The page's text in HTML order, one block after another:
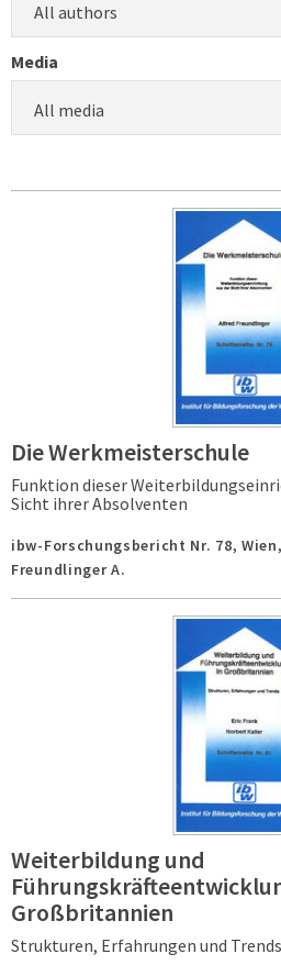
All authors
Media
All media
Die Werkmeisterschule
Funktion dieser
Sicht ihrer Absolventen
ibw-Forschungsbericht Nr. 78, Wien,
Freundlinger A.
Weiterbildung und
Großbritannien
Strukturen, Erfahrungen und Trends